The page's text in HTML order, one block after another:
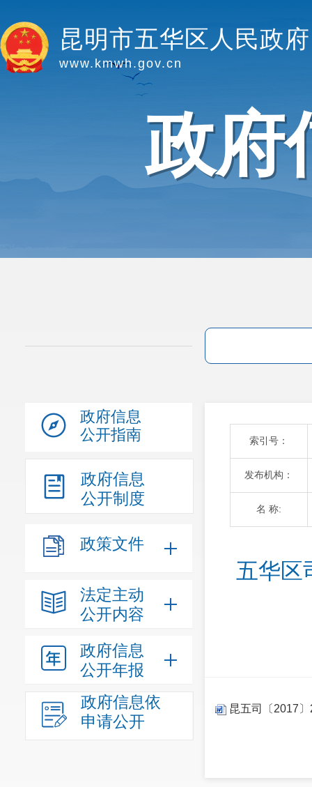
昆明市五华区人民政府
www.kmwh.gov.cn
政府
政府信息
公开指南
政府信息
公开制度
政策文件
法定主动
公开内容
政府信息
公开年报
政府信息依
申请公开
索引号：
发布机构：
名 称:
五华区
昆五司〔2017